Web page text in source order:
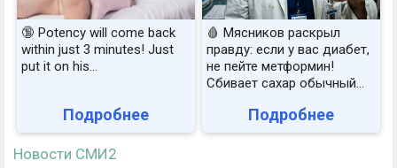
🔞 Potency will come back
within just 3 minutes! Just
put it on his…
Подробнее
🩸 Мясников раскрыл
правду: если у вас диабет,
не пейте метформин!
Сбивает сахар обычный...
Подробнее
Новости СМИ2